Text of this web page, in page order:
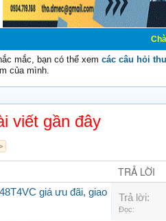
Chào mừng
mắc, bạn có thể xem các câu hỏi
của mình.
viết gần đây
TRẢ LỜI
giá ưu đãi, giao
Trả lời:
Đọc: